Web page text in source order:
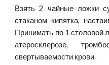
Взять 2 чайные ложки
стаканом кипятка,
Принимать по 1 столовой
атеросклерозе,
свертываемости крови.